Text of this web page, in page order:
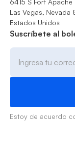
Las Vegas, Nevada
Estados Unidos
Suscríbete al
Estoy de acuerdo